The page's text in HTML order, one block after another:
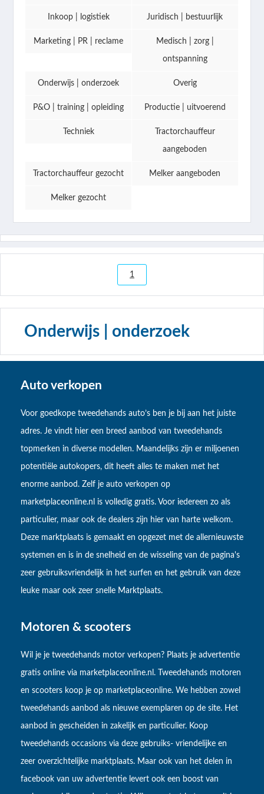
Inkoop | logistiek Juridisch | bestuurlijk
Marketing | PR | reclame Medisch | zorg |
ontspanning
Onderwijs | onderzoek Overig
P&O | training | opleiding Productie | uitvoerend
Techniek Tractorchauffeur
aangeboden
Tractorchauffeur gezocht Melker aangeboden
Melker gezocht
1
Onderwijs | onderzoek
Auto verkopen
Voor goedkope tweedehands auto’s ben je bij aan het juiste
adres. Je vindt hier een breed aanbod van tweedehands
topmerken in diverse modellen. Maandelijks zijn er miljoenen
potentiële autokopers, dit heeft alles te maken met het
enorme aanbod. Zelf je auto verkopen op
marketplaceonline.nl is volledig gratis. Voor iedereen zo als
particulier, maar ook de dealers zijn hier van harte welkom.
Deze marktplaats is gemaakt en opgezet met de allernieuwste
systemen en is in de snelheid en de wisseling van de pagina's
zeer gebruiksvriendelijk in het surfen en het gebruik van deze
leuke maar ook zeer snelle Marktplaats.
Motoren & scooters
Wil je je tweedehands motor verkopen? Plaats je advertentie
gratis online via marketplaceonline.nl. Tweedehands motoren
en scooters koop je op marketplaceonline. We hebben zowel
tweedehands aanbod als nieuwe exemplaren op de site. Het
aanbod in gescheiden in zakelijk en particulier. Koop
tweedehands occasions via deze gebruiks- vriendelijke en
zeer overzichtelijke marktplaats. Maar ook van het delen in
facebook van uw advertentie levert ook een boost van